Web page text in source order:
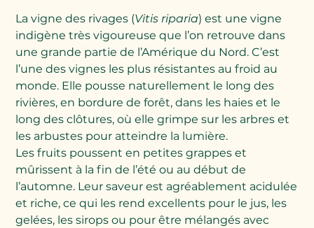
La vigne des rivages (Vitis riparia) est une vigne
indigène très vigoureuse que l’on retrouve dans
une grande partie de l’Amérique du Nord. C’est
l’une des vignes les plus résistantes au froid au
monde. Elle pousse naturellement le long des
rivières, en bordure de forêt, dans les haies et le
long des clôtures, où elle grimpe sur les arbres et
les arbustes pour atteindre la lumière.
Les fruits poussent en petites grappes et
mûrissent à la fin de l’été ou au début de
l’automne. Leur saveur est agréablement acidulée
et riche, ce qui les rend excellents pour le jus, les
gelées, les sirops ou pour être mélangés avec